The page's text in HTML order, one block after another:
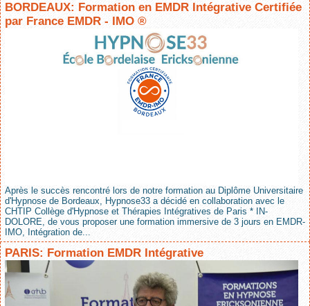
BORDEAUX: Formation en EMDR Intégrative Certifiée
par France EMDR - IMO ®
Après le succès rencontré lors de notre formation au Diplôme Universitaire
d'Hypnose de Bordeaux, Hypnose33 a décidé en collaboration avec le
CHTIP Collège d'Hypnose et Thérapies Intégratives de Paris * IN-
DOLORE, de vous proposer une formation immersive de 3 jours en EMDR-
IMO, Intégration de...
PARIS: Formation EMDR Intégrative